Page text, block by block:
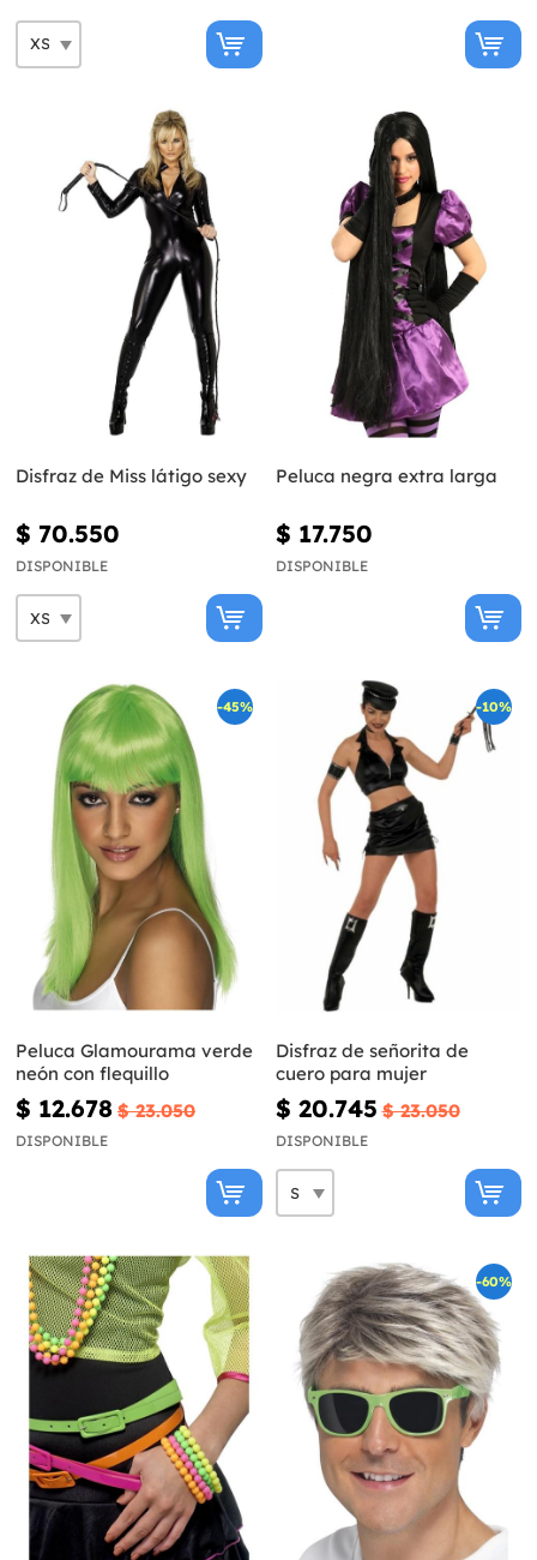
Disfraz de Miss látigo sexy
$ 70.550
DISPONIBLE
Peluca negra extra larga
$ 17.750
DISPONIBLE
-45%
Peluca Glamourama verde
neón con flequillo
$ 12.678 $ 23.050
DISPONIBLE
-10%
Disfraz de señorita de
cuero para mujer
$ 20.745 $ 23.050
DISPONIBLE
-60%